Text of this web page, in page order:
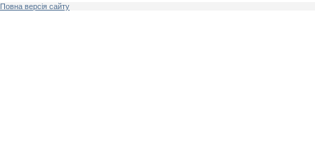
Повна версія сайту